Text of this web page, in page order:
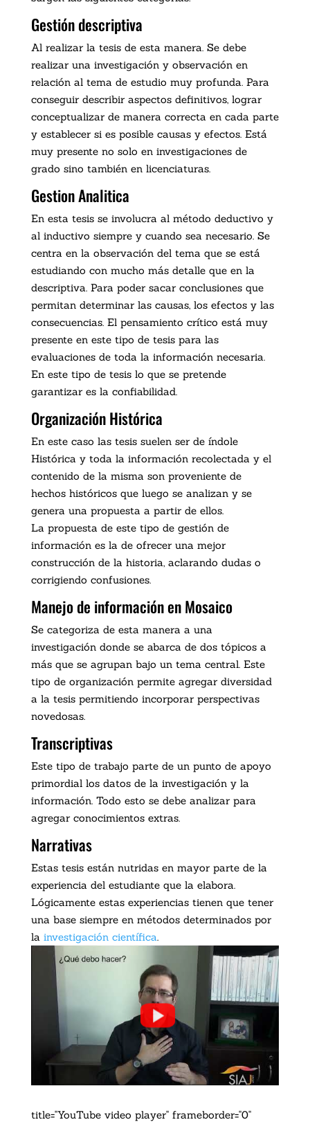
Gestión descriptiva
Al realizar la tesis de esta manera. Se debe
realizar una investigación y observación en
relación al tema de estudio muy profunda. Para
conseguir describir aspectos definitivos, lograr
conceptualizar de manera correcta en cada parte
y establecer si es posible causas y efectos. Está
muy presente no solo en investigaciones de
grado sino también en licenciaturas.
Gestion Analitica
En esta tesis se involucra al método deductivo y
al inductivo siempre y cuando sea necesario. Se
centra en la observación del tema que se está
estudiando con mucho más detalle que en la
descriptiva. Para poder sacar conclusiones que
permitan determinar las causas, los efectos y las
consecuencias. El pensamiento crítico está muy
presente en este tipo de tesis para las
evaluaciones de toda la información necesaria.
En este tipo de tesis lo que se pretende
garantizar es la confiabilidad.
Organización Histórica
En este caso las tesis suelen ser de índole
Histórica y toda la información recolectada y el
contenido de la misma son proveniente de
hechos históricos que luego se analizan y se
genera una propuesta a partir de ellos.
La propuesta de este tipo de gestión de
información es la de ofrecer una mejor
construcción de la historia, aclarando dudas o
corrigiendo confusiones.
Manejo de información en Mosaico
Se categoriza de esta manera a una
investigación donde se abarca de dos tópicos a
más que se agrupan bajo un tema central. Este
tipo de organización permite agregar diversidad
a la tesis permitiendo incorporar perspectivas
novedosas.
Transcriptivas
Este tipo de trabajo parte de un punto de apoyo
primordial los datos de la investigación y la
información. Todo esto se debe analizar para
agregar conocimientos extras.
Narrativas
Estas tesis están nutridas en mayor parte de la
experiencia del estudiante que la elabora.
Lógicamente estas experiencias tienen que tener
una base siempre en métodos determinados por
la investigación científica.
title="YouTube video player" frameborder="0"